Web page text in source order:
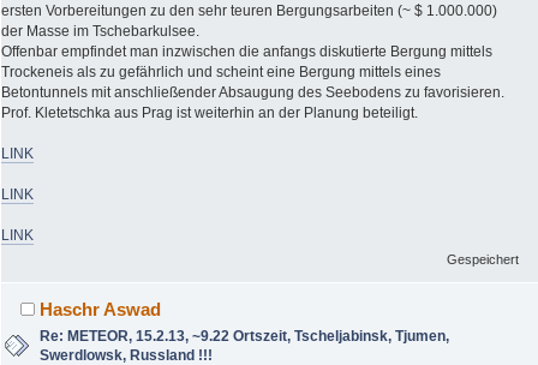
ersten Vorbereitungen zu den sehr teuren Bergungsarbeiten (~ $ 1.000.000)
der Masse im Tschebarkulsee.
Offenbar empfindet man inzwischen die anfangs diskutierte Bergung mittels
Trockeneis als zu gefährlich und scheint eine Bergung mittels eines
Betontunnels mit anschließender Absaugung des Seebodens zu favorisieren.
Prof. Kletetschka aus Prag ist weiterhin an der Planung beteiligt.
LINK
LINK
LINK
Gespeichert
Haschr Aswad
Re: METEOR, 15.2.13, ~9.22 Ortszeit, Tscheljabinsk, Tjumen,
Swerdlowsk, Russland !!!